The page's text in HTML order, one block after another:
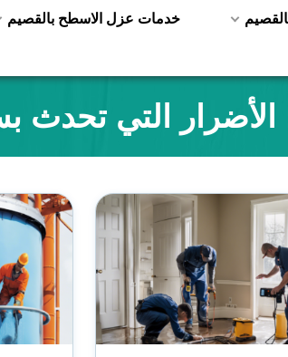
خدمات عزل الاسطح بالقصيم
الأضرار التي تحدث